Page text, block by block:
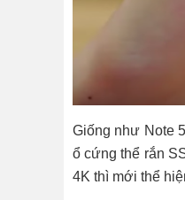
Giống như Note
ổ cứng thể rắn
4K thì mới thể